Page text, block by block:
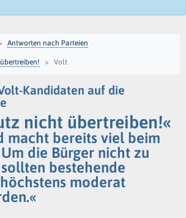
Antworten nach Parteien
Volt
Kandidaten auf die
nicht übertreiben!«
macht bereits viel beim
die Bürger nicht zu
bestehende
moderat